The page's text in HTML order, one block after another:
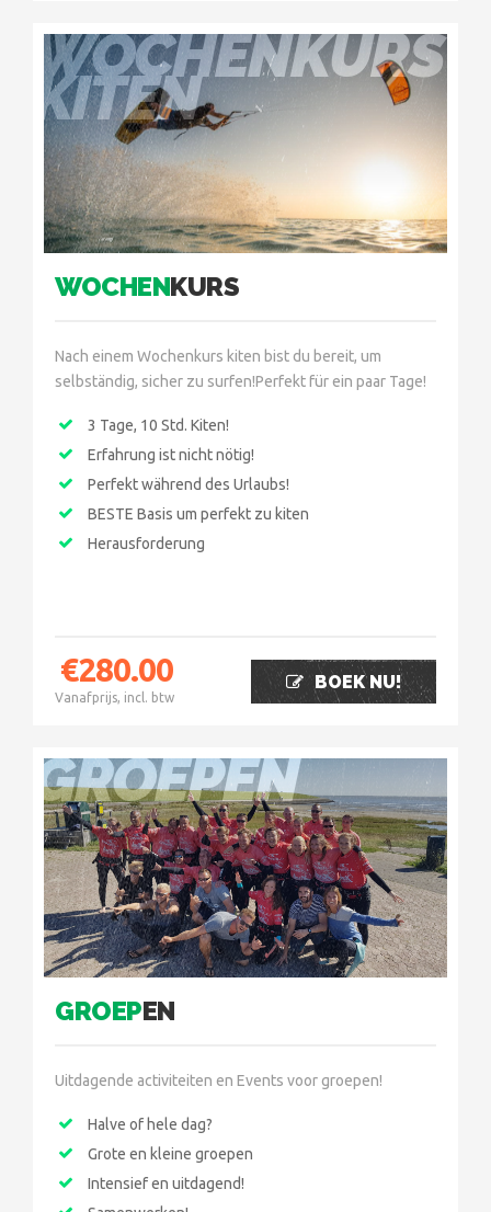
WOCHENKURS
KITEN
WOCHENKURS
Nach einem Wochenkurs kiten bist du bereit, um
selbständig, sicher zu surfen!Perfekt für ein paar Tage!
3 Tage, 10 Std. Kiten!
Erfahrung ist nicht nötig!
Perfekt während des Urlaubs!
BESTE Basis um perfekt zu kiten
Herausforderung
€280.00
Vanafprijs, incl. btw
BOEK NU!
GROEPEN
GROEPEN
Uitdagende activiteiten en Events voor groepen!
Halve of hele dag?
Grote en kleine groepen
Intensief en uitdagend!